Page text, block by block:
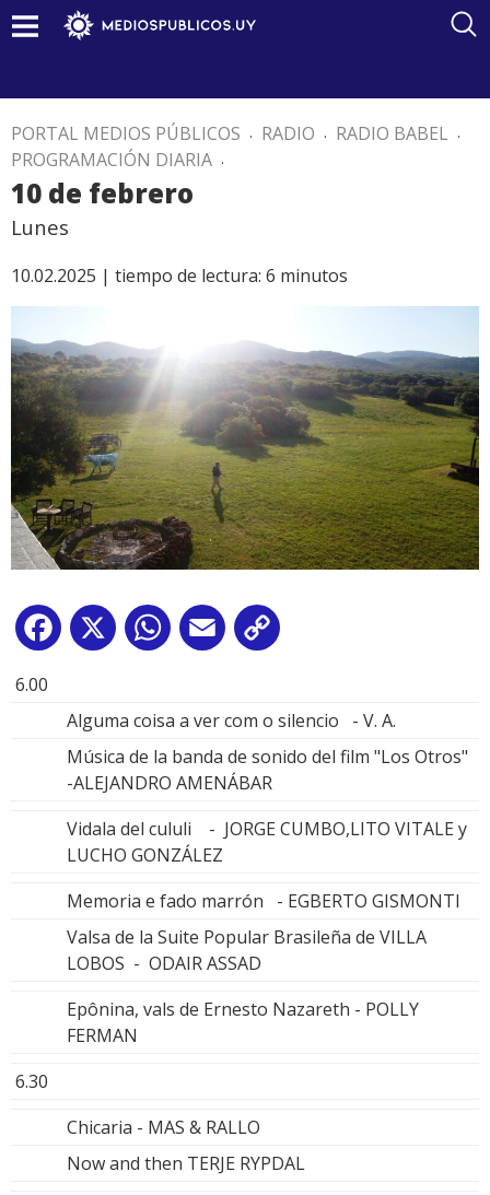
PORTAL MEDIOS PÚBLICOS . RADIO . RADIO BABEL .
PROGRAMACIÓN DIARIA .
10 de febrero
Lunes
10.02.2025 | tiempo de lectura: 6 minutos
Facebook
X WhatsApp
Email
6.00
Alguma coisa a ver com o silencio - V. A.
Música de la banda de sonido del film "Los Otros"
-ALEJANDRO AMENÁBAR
Vidala del cululi - JORGE CUMBO,LITO VITALE y
LUCHO GONZÁLEZ
Memoria e fado marrón - EGBERTO GISMONTI
Valsa de la Suite Popular Brasileña de VILLA
LOBOS - ODAIR ASSAD
Epônina, vals de Ernesto Nazareth - POLLY
FERMAN
6.30
Chicaria - MAS & RALLO
Now and then TERJE RYPDAL